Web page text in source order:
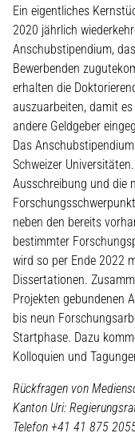
Ein eigentliches
2020 jährlich
Anschubstipendium,
Bewerbenden
erhalten die
auszuarbeiten, damit
andere Geldgeber
Das
Schweizer
Ausschreibung und die
neben den bereits
bestimmter
wird so per Ende 2022
Dissertationen.
Projekten gebundenen
bis neun
Startphase. Dazu
Kolloquien und
Rückfragen von
Kanton Uri:
Telefon +41 41 875